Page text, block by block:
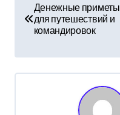
в
и
Денежные приметы
для путешествий и
командировок